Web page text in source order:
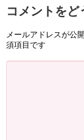
無料で ２週間
是非チェック
コメントをど
メールアドレスが公
須項目です